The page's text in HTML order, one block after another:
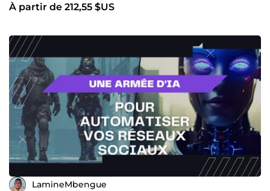
À partir de 212,55 $US
LamineMbengue